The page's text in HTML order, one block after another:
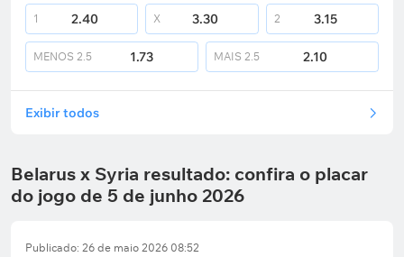
1 2.40 X 3.30 2 3.15
MENOS 2.5 1.73 MAIS 2.5 2.10
Exibir todos
Belarus x Syria resultado: confira o placar
do jogo de 5 de junho 2026
Publicado: 26 de maio 2026 08:52